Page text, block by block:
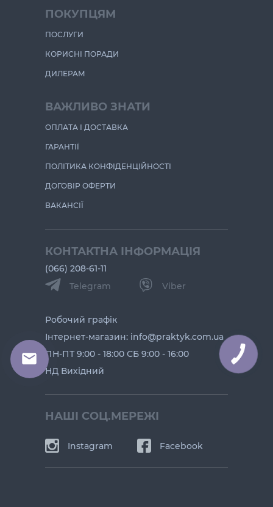
ПОКУПЦЯМ
ПОСЛУГИ
КОРИСНІ ПОРАДИ
ДИЛЕРАМ
ВАЖЛИВО ЗНАТИ
ОПЛАТА І ДОСТАВКА
ГАРАНТІЇ
ПОЛІТИКА КОНФІДЕНЦІЙНОСТІ
ДОГОВІР ОФЕРТИ
ВАКАНСІЇ
КОНТАКТНА ІНФОРМАЦІЯ
(066) 208-61-11
Telegram
Viber
Робочий графік
Інтернет-магазин: info@praktyk.com.ua
ПН-ПТ 9:00 - 18:00 СБ 9:00 - 16:00
НД Вихідний
НАШІ СОЦ.МЕРЕЖІ
Instagram Facebook